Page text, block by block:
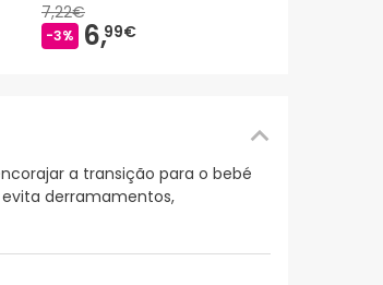
7,22€
-3% 6,99€
a transição para o bebé
derramamentos,